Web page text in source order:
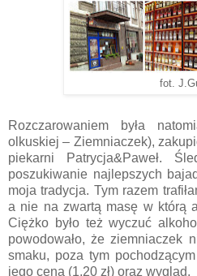
fot.
Rozczarowaniem była
olkuskiej – Ziemniaczek),
piekarni Patrycja&Paweł.
poszukiwanie najlepszych
moja tradycja. Tym razem
a nie na zwartą masę w którą
Ciężko było też wyczuć
powodowało, że ziemniaczek
smaku, poza tym
jego cena (1,20 zł) oraz wygląd.